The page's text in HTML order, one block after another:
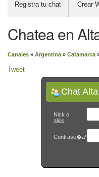
Registra tu chat Crear
Chatea en
Canales » Argentina » Catamarca
Tweet
Chat
Nick o
alias
Contrase�a*